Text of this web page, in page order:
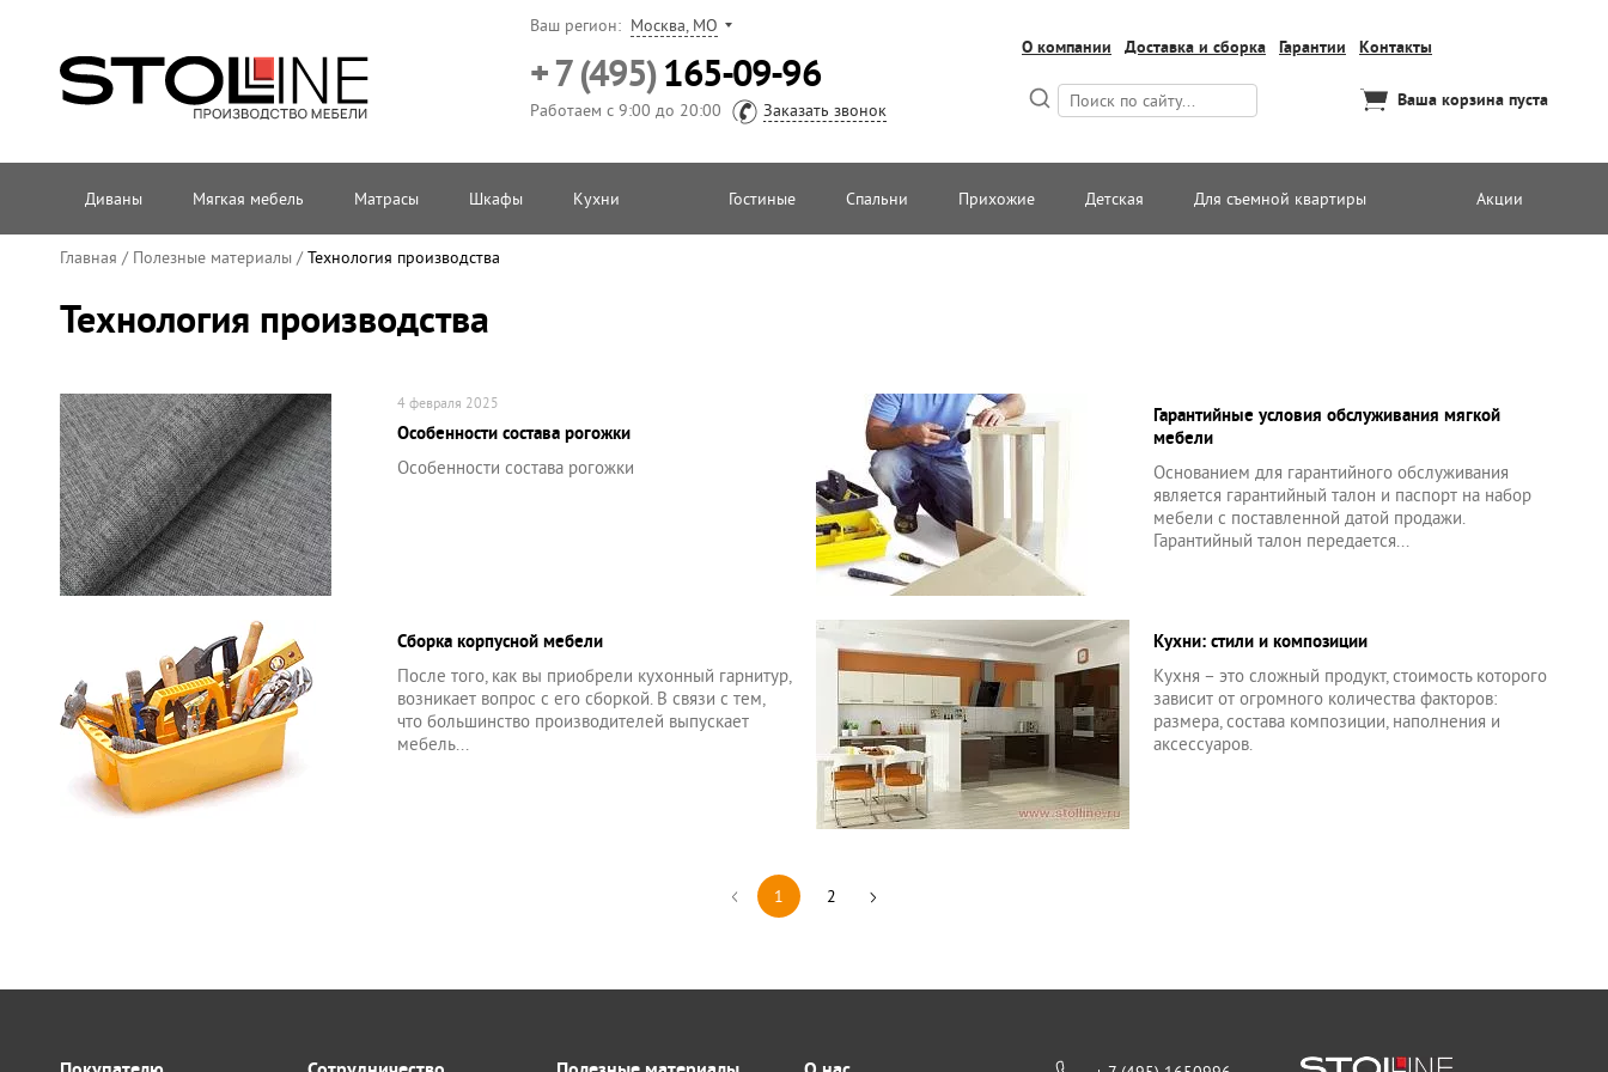
Ваш регион: Москва, МО
+ 7 (495)165-09-96
Работаем с 9:00 до 20:00 Заказать звонок
О компании Доставка и сборка Гарантии Контакты
Ваша корзина пуста
Диваны Мягкая мебель Матрасы Шкафы Кухни Гостиные Спальни Прихожие Детская Для съемной квартиры Акции
Главная / Полезные материалы /Технология производства
Технология производства
4 февраля 2025
Особенности состава рогожки
Особенности состава рогожки
Гарантийные условия обслуживания мягкой
мебели
Основанием для гарантийного обслуживания
является гарантийный талон и паспорт на набор
мебели с поставленной датой продажи.
Гарантийный талон передается...
Сборка корпусной мебели
После того, как вы приобрели кухонный гарнитур,
возникает вопрос с его сборкой. В связи с тем,
что большинство производителей выпускает
мебель...
Кухни: стили и композиции
Кухня – это сложный продукт, стоимость которого
зависит от огромного количества факторов:
размера, состава композиции, наполнения и
аксессуаров.
1 2